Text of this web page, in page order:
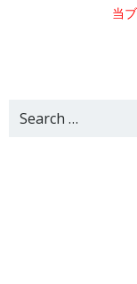
当
Search